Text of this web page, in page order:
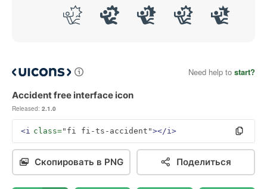
Need help to start?
Accident free interface icon
Released: 2.1.0
<i class="fi fi-ts-accident"></i>
Скопировать в PNG Поделиться